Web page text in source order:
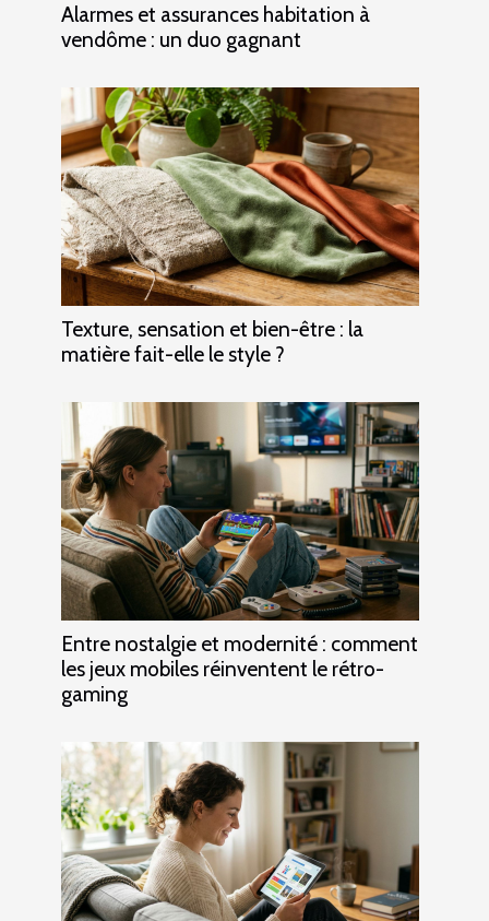
Alarmes et assurances habitation à
vendôme : un duo gagnant
Texture, sensation et bien-être : la
matière fait-elle le style ?
Entre nostalgie et modernité : comment
les jeux mobiles réinventent le rétro-
gaming